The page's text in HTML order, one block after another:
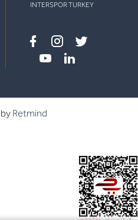
INTERSPOR TURKEY
Facebook
instagram
twitter
Retmind